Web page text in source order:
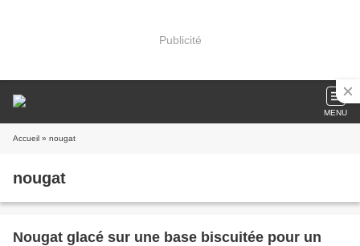
Publicité
MENU
Accueil » nougat
nougat
Nougat glacé sur une base biscuitée pour un